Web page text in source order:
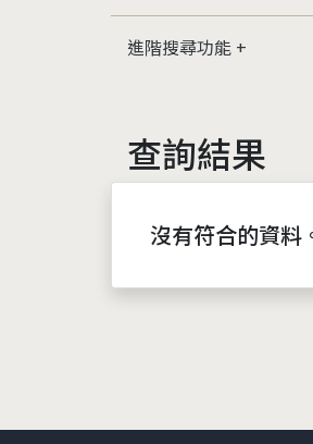
進階搜尋功能
查詢結果
沒有符合的資料